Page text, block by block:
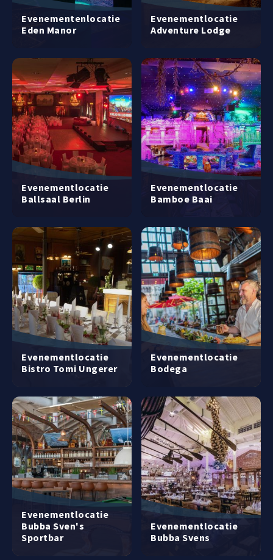
Evenementenlocatie
Eden Manor
Evenementlocatie
Adventure Lodge
Evenementlocatie
Ballsaal Berlin
Evenementlocatie
Bamboe Baai
Evenementlocatie
Bistro Tomi Ungerer
Evenementlocatie
Bodega
Evenementlocatie
Bubba Sven's
Sportbar
Evenementlocatie
Bubba Svens